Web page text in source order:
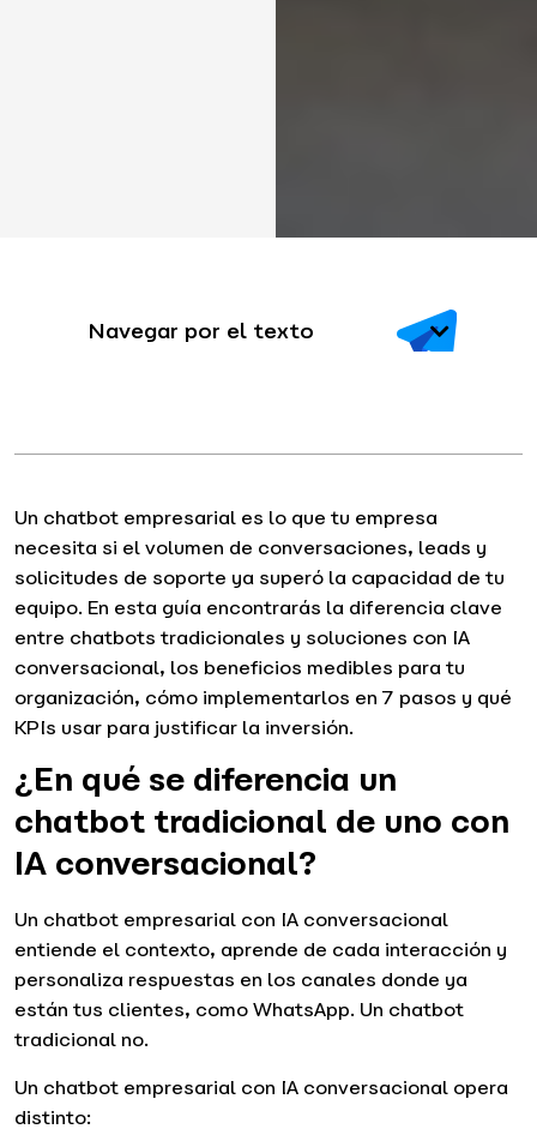
Navegar por el texto
Un chatbot empresarial es lo que tu empresa
necesita si el volumen de conversaciones, leads y
solicitudes de soporte ya superó la capacidad de tu
equipo. En esta guía encontrarás la diferencia clave
entre chatbots tradicionales y soluciones con IA
conversacional, los beneficios medibles para tu
organización, cómo implementarlos en 7 pasos y qué
KPIs usar para justificar la inversión.
¿En qué se diferencia un
chatbot tradicional de uno con
IA conversacional?
Un chatbot empresarial con IA conversacional
entiende el contexto, aprende de cada interacción y
personaliza respuestas en los canales donde ya
están tus clientes, como WhatsApp. Un chatbot
tradicional no.
Un chatbot empresarial con IA conversacional opera
distinto: